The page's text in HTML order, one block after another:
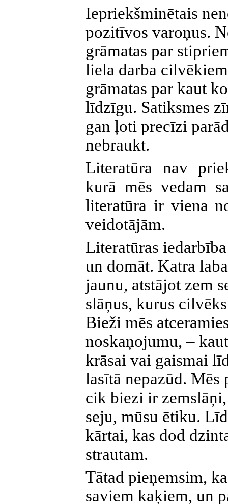
Iepriekšminētais
pozitīvos varoņus.
grāmatas par
liela darba
grāmatas par kaut
līdzīgu. Satiksmes
gan ļoti precīzi
nebraukt.
Literatūra nav
kurā mēs vedam
literatūra ir viena
veidotājām.
Literatūras
un domāt. Katra
jaunu, atstājot zem
slāņus, kurus
Bieži mēs
noskaņojumu, –
krāsai vai gaismai
lasītā nepazūd. Mēs
cik biezi ir
seju, mūsu ētiku.
kārtai, kas dod
strautam.
Tātad pieņemsim,
saviem kaķiem, un